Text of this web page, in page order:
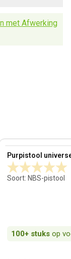
met Afwerking
Purpistool
Soort: NBS-pistool
100+ stuks op
View product